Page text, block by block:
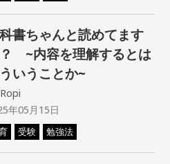
書ちゃんと読めてます
~内容を理解するとは
いうことか~
Ropi
年05月15日
受験 勉強法